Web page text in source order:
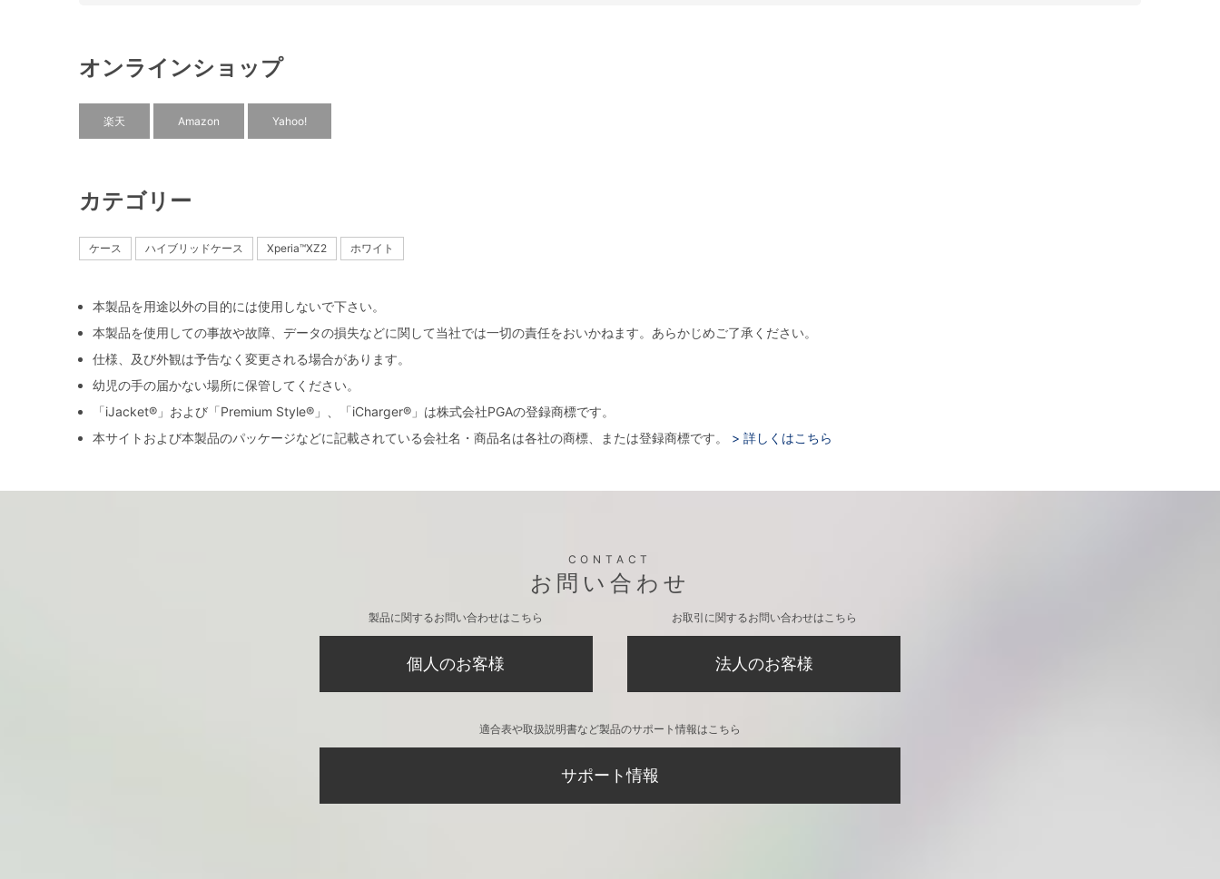
オンラインショップ
楽天 Amazon Yahoo!
カテゴリー
ケース ハイブリッドケース Xperia™XZ2 ホワイト
本製品を用途以外の目的には使用しないで下さい。
本製品を使用しての事故や故障、データの損失などに関して当社では一切の責任をおいかねます。あらかじめご了承ください。
仕様、及び外観は予告なく変更される場合があります。
幼児の手の届かない場所に保管してください。
「iJacket®」および「Premium Style®」、「iCharger®」は株式会社PGAの登録商標です。
本サイトおよび本製品のパッケージなどに記載されている会社名・商品名は各社の商標、または登録商標です。
> 詳しくはこちら
CONTACT
お問い合わせ
製品に関するお問い合わせはこちら
個人のお客様
お取引に関するお問い合わせはこちら
法人のお客様
適合表や取扱説明書など製品のサポート情報はこちら
サポート情報